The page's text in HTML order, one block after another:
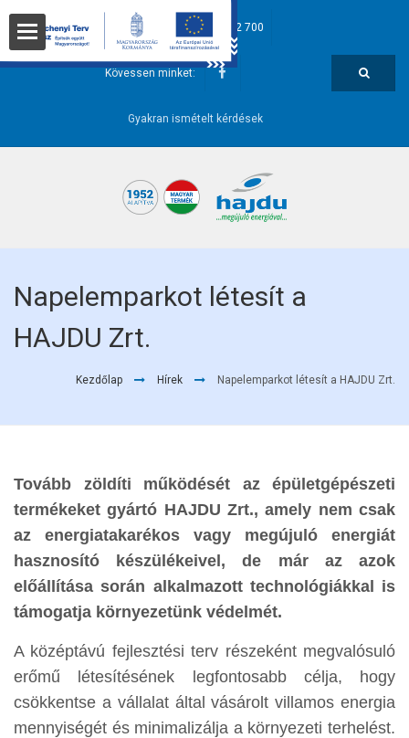
hajdu@hajdurt.hu +36 52 582 700
Kövessen minket:
Gyakran ismételt kérdések
Napelemparkot létesít a
HAJDU Zrt.
Kezdőlap Hírek Napelemparkot létesít a HAJDU Zrt.
Tovább zöldíti működését az épületgépészeti
termékeket gyártó HAJDU Zrt., amely nem csak
az energiatakarékos vagy megújuló energiát
hasznosító készülékeivel, de már az azok
előállítása során alkalmazott technológiákkal is
támogatja környezetünk védelmét.
A középtávú fejlesztési terv részeként megvalósuló
erőmű létesítésének legfontosabb célja, hogy
csökkentse a vállalat által vásárolt villamos energia
mennyiségét és minimalizálja a környezeti terhelést.